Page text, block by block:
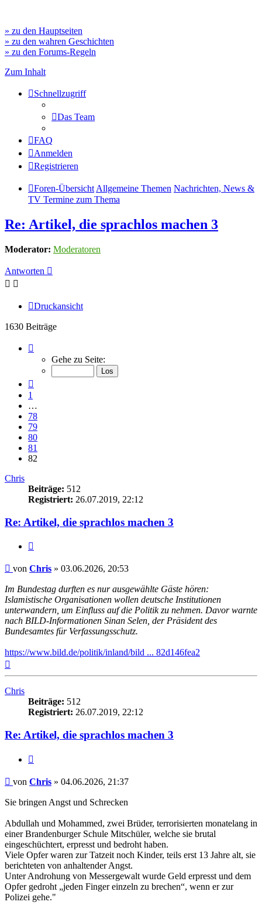
» zu den Hauptseiten
» zu den wahren Geschichten
» zu den Forums-Regeln
Zum Inhalt
Schnellzugriff
Das Team
FAQ
Anmelden
Registrieren
Foren-Übersicht Allgemeine Themen Nachrichten, News &
TV Termine zum Thema
Re: Artikel, die sprachlos machen 3
Moderator: Moderatoren
Antworten
Druckansicht
1630 Beiträge
82
von
Gehe zu Seite:
1
…
78
79
80
81
82
Chris
Beiträge: 512
Registriert: 26.07.2019, 22:12
Re: Artikel, die sprachlos machen 3
Beitrag
von Chris » 03.06.2026, 20:53
Im Bundestag durften es nur ausgewählte Gäste hören:
Islamistische Organisationen wollen deutsche Institutionen
unterwandern, um Einfluss auf die Politik zu nehmen. Davor warnte
nach BILD-Informationen Sinan Selen, der Präsident des
Bundesamtes für Verfassungsschutz.
https://www.bild.de/politik/inland/bild ... 82d146fea2
Chris
Beiträge: 512
Registriert: 26.07.2019, 22:12
Re: Artikel, die sprachlos machen 3
Beitrag
von Chris » 04.06.2026, 21:37
Sie bringen Angst und Schrecken
Abdullah und Mohammed, zwei Brüder, terrorisierten monatelang in
einer Brandenburger Schule Mitschüler, welche sie brutal
eingeschüchtert, erpresst und bedroht haben.
Viele Opfer waren zur Tatzeit noch Kinder, teils erst 13 Jahre alt, sie
berichteten von anhaltender Angst.
Unter Androhung von Messergewalt wurde Geld erpresst und dem
Opfer gedroht „jeden Finger einzeln zu brechen“, wenn er zur
Polizei gehe."